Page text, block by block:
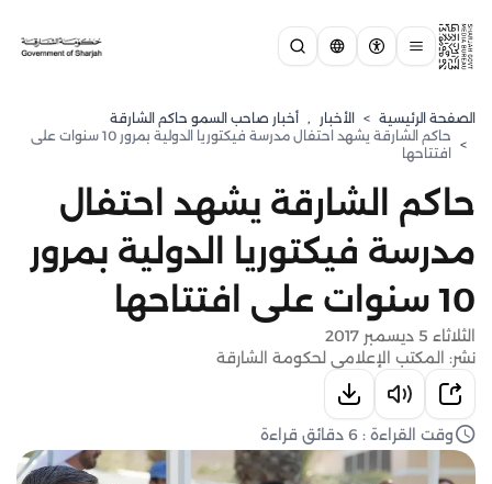
الصفحة الرئيسية > الأخبار , أخبار صاحب السمو حاكم الشارقة
>
حاكم الشارقة يشهد احتفال مدرسة فيكتوريا الدولية بمرور 10 سنوات على
افتتاحها
حاكم الشارقة يشهد احتفال
مدرسة فيكتوريا الدولية بمرور
10 سنوات على افتتاحها
الثلاثاء 5 ديسمبر 2017
نشر: المكتب الإعلامي لحكومة الشارقة
وقت القراءة : 6 دقائق قراءة